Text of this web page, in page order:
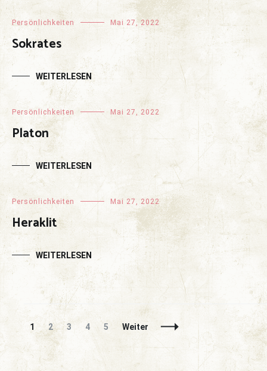
Persönlichkeiten Mai 27, 2022
Sokrates
WEITERLESEN
Persönlichkeiten Mai 27, 2022
Platon
WEITERLESEN
Persönlichkeiten Mai 27, 2022
Heraklit
WEITERLESEN
Beitragsnavigation
Seite
1 Seite
2 Seite
3 Seite
4 Seite
5 Weiter